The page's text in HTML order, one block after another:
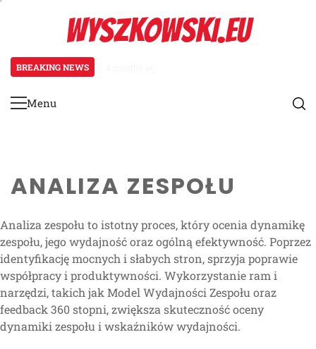
WYSZKOWSKI.EU
BREAKING NEWS
Primary
Menu
ANALIZA ZESPOŁU
Analiza zespołu to istotny proces, który ocenia dynamikę
zespołu, jego wydajność oraz ogólną efektywność. Poprzez
identyfikację mocnych i słabych stron, sprzyja poprawie
współpracy i produktywności. Wykorzystanie ram i
narzędzi, takich jak Model Wydajności Zespołu oraz
feedback 360 stopni, zwiększa skuteczność oceny
dynamiki zespołu i wskaźników wydajności.